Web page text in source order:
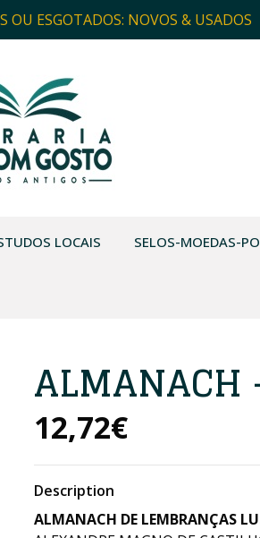
OU ESGOTADOS: NOVOS & USADOS
LOCAIS SELOS-MOEDAS-
ALMANACH
12,72€
Description
ALMANACH DE LEMBRANÇAS